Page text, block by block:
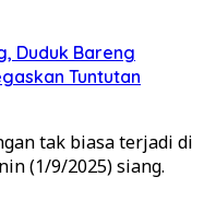
Duduk Bareng
Tuntutan
tak biasa terjadi di
(1/9/2025) siang.